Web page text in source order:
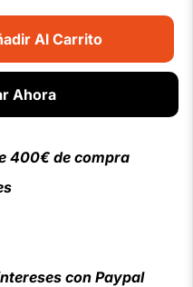
Al Carrito
Ahora
400€ de compra
con Paypal